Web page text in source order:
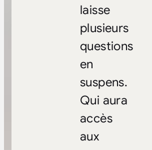
laisse
plusieurs
questions
en
suspens.
Qui aura
accès
aux